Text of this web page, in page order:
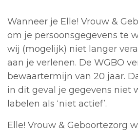
Wanneer je Elle! Vrouw &
om je persoonsgegevens te
wij (mogelijk) niet langer
aan je verlenen. De WGBO
bewaartermijn van 20 jaar.
in dit geval je gegevens niet
labelen als ‘niet actief’.
Elle! Vrouw & Geboortezorg